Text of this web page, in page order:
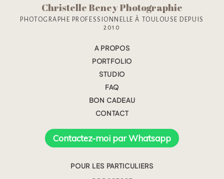
Christelle Beney Photographie
PHOTOGRAPHE PROFESSIONNELLE À TOULOUSE DEPUIS
2010
A PROPOS
PORTFOLIO
STUDIO
FAQ
BON CADEAU
CONTACT
Contactez-moi par Whatsapp
POUR LES PARTICULIERS